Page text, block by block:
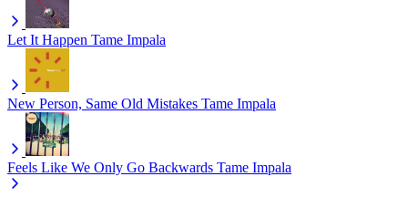
Let It Happen Tame Impala
New Person, Same Old Mistakes Tame Impala
Feels Like We Only Go Backwards Tame Impala